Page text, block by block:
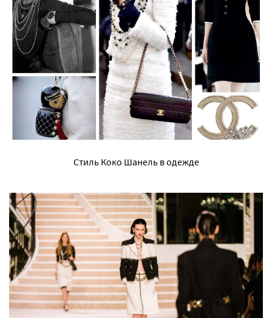
Стиль Коко Шанель в одежде